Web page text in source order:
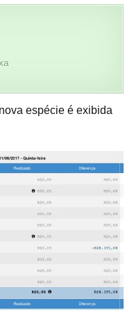
espécie é exibida